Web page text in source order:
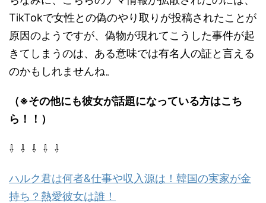
TikTokで女性との偽のやり取りが投稿されたことが
原因のようですが、偽物が現れてこうした事件が起
きてしまうのは、ある意味では有名人の証と言える
のかもしれませんね。
（※その他にも彼女が話題になっている方はこち
ら！！）
⇩ ⇩ ⇩ ⇩ ⇩
ハルク君は何者&仕事や収入源は！韓国の実家が金
持ち？熱愛彼女は誰！